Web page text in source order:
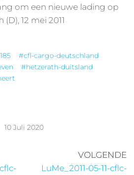
om een nieuwe lading op
12 mei 2011
#cfl-cargo-deutschland
#hetzerath-duitsland
10 Juli 2020
VOLGENDE
LuMe_2011-05-11-cflc-